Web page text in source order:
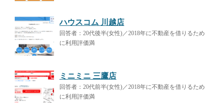
ハウスコム 川越店
回答者：20代後半(女性)／2018年に不動産を借りるため
に利用評価満
ミニミニ 三鷹店
回答者：20代前半(女性)／2018年に不動産を借りるため
に利用評価満